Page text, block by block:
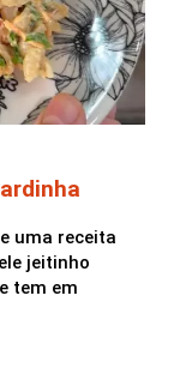
uma receita
jeitinho
tem em